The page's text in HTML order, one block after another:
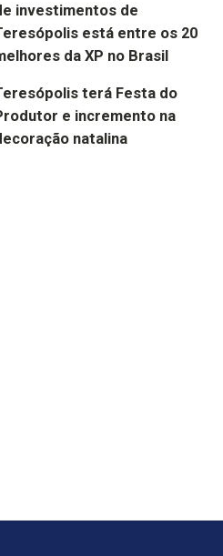
investimentos de
está entre os 20
da XP no Brasil
terá Festa do
e incremento na
natalina